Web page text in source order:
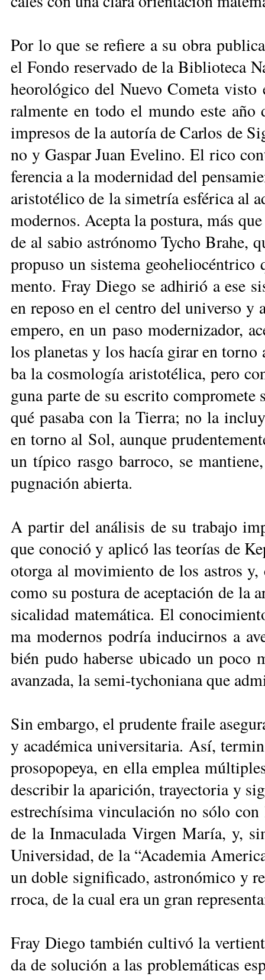
Por lo que se re­fie­re a su obra
el Fon­do re­ser­va­do de la Bi­blio­te­ca
heo­ro­ló­gi­co del Nue­vo Co­me­ta
ral­men­te en to­do el mun­do es­te
im­pre­sos de la au­to­ría de Car­los de
no y Gas­par Juan Eve­li­no. El ri­co
fe­ren­cia a la mo­der­ni­dad del
aris­to­té­li­co de la si­me­tría es­fé­ri­ca al
mo­der­nos. Acep­ta la pos­tu­ra, más
de al sa­bio as­tró­no­mo Ty­cho Bra­he,
pro­pu­so un sis­te­ma
men­to. Fray Die­go se ad­hi­rió a ese
en re­po­so en el cen­tro del uni­ver­so
em­pe­ro, en un pa­so mo­der­ni­za­dor,
los pla­ne­tas y los ha­cía gi­rar en
ba la cos­mo­lo­gía aris­to­té­li­ca, pe­ro
gu­na par­te de su es­cri­to
qué pa­sa­ba con la Tie­rra; no la
en tor­no al Sol, aun­que
un tí­pi­co ras­go ba­rro­co, se
pug­na­ción abier­ta.
A par­tir del aná­li­sis de su tra­ba­jo
que co­no­ció y apli­có las teo­rías de
otor­ga al mo­vi­mien­to de los as­tros y,
co­mo su pos­tu­­ra de acep­ta­ción de la
si­ca­li­dad ma­te­má­ti­ca. El
ma mo­der­nos po­dría in­du­cir­nos a
bién pu­do ha­ber­se ubi­ca­do un po­co
avan­za­da, la se­mi-ty­cho­nia­na que
Sin em­bar­go, el pru­den­te frai­le
y aca­dé­mi­ca uni­ver­si­ta­ria. Así,
pro­so­po­pe­ya, en ella em­plea
des­cri­bir la apa­ri­ción, tra­yec­to­ria y
es­tre­chí­si­ma vin­cu­la­ción no só­lo
de la In­ma­cu­la­da Vir­gen Ma­ría, y,
Uni­ver­si­dad, de la “Aca­de­mia
un do­ble sig­ni­fi­ca­do, as­tro­nó­mi­co y
rro­ca, de la cual era un gran
Fray Die­go tam­bién cul­ti­vó la
da de so­lu­ción a las pro­ble­má­ti­cas